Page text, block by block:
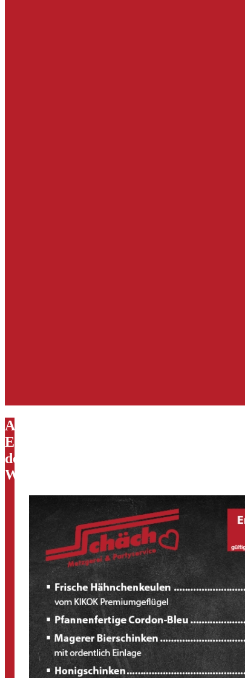
Aktuell:
Empfehlungen
der
Woche